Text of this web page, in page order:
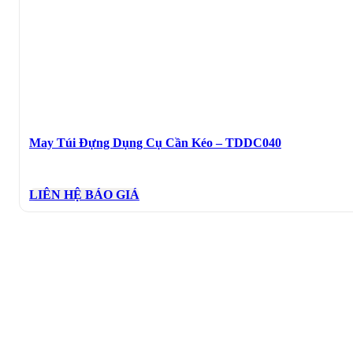
May Túi Đựng Dụng Cụ Cần Kéo – TDDC040
LIÊN HỆ BÁO GIÁ